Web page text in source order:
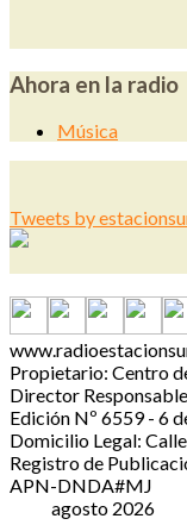
Ahora en la radio
Música
Tweets by
Propietario: Centro
Director
Edición Nº 6559 - 6
Domicilio Legal:
Registro de
APN-DNDA#MJ
agosto 2026